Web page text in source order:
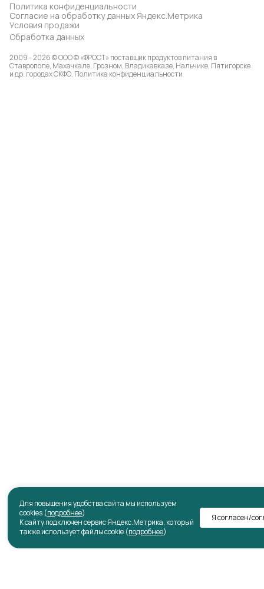
Для повышения удобства сайта мы используем
cookies (подробнее)
К сайту подключен сервис Яндекс.Метрика, который
также использует файлы cookie (подробнее)
Я согласен/
Политика конфиденциальности
Согласие на обработку данных Яндекс.Метрика
Условия продажи
Обработка данных
2009 - 2026 © ООО © «ФРОСТ» поставщик продуктов питания в
Ставрополе, Махачкале, Грозном, Владикавказе, Нальчике, Пятигорске
и др. городах СКФО. Политика конфиденциальности